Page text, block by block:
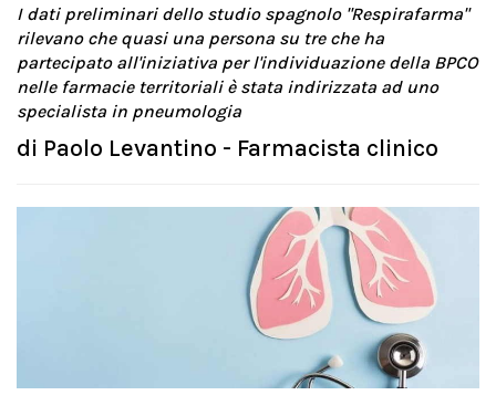
I dati preliminari dello studio spagnolo "Respirafarma"
rilevano che quasi una persona su tre che ha
partecipato all'iniziativa per l'individuazione della BPCO
nelle farmacie territoriali è stata indirizzata ad uno
specialista in pneumologia
di Paolo Levantino - Farmacista clinico